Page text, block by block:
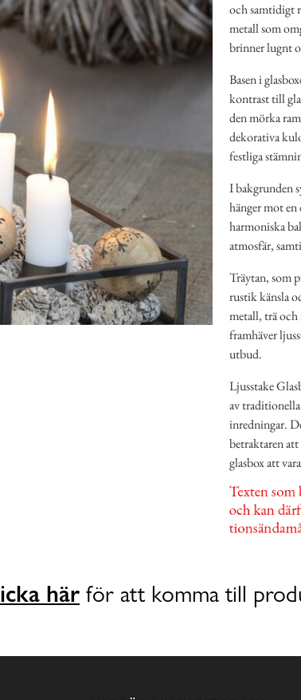
och samtidigt
metall som
brinner lugnt
Basen i
kontrast till
den mörka
dekorativa
festliga
I bakgrunden
hänger mot en
harmoniska
atmosfär,
Träytan, som
rustik känsla
metall, trä och
framhäver
utbud.
Ljusstake
av
inredningar.
betraktaren
glasbox att
här för att komma till